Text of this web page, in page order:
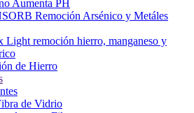
Aumenta PH
Remoción Arsénico y Metáles
Light remoción hierro, manganeso y
de Hierro
de Vidrio